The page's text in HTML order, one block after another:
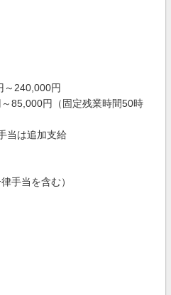
～240,000円
85,000円（固定残業時間50時
当は追加支給
手当を含む）